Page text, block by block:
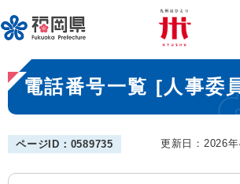
ー
ジ
先
頭
で
メニューを飛ばして本文へ
本
文
電話番号一覧 [人事委
ページID：0589735 更新日：2026